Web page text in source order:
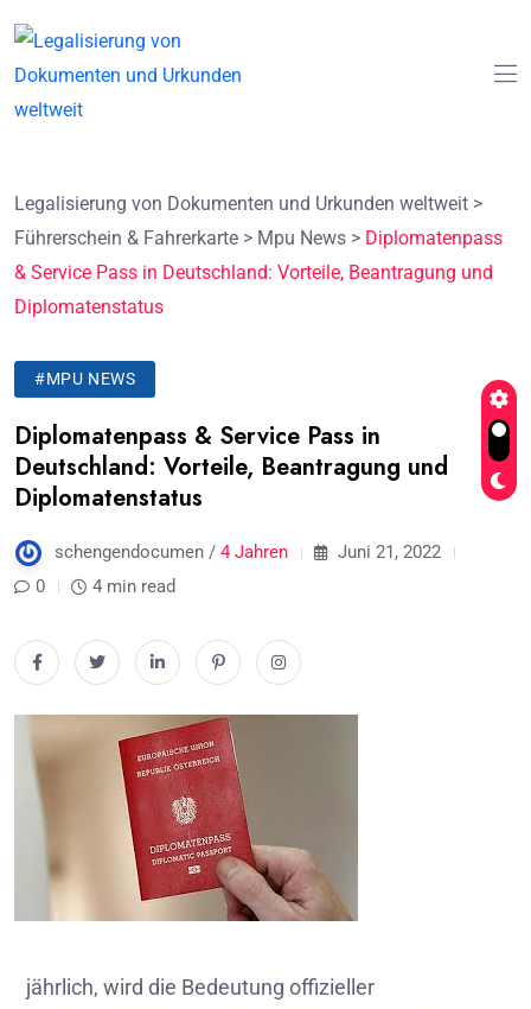
Legalisierung von Dokumenten und Urkunden weltweit >
Führerschein & Fahrerkarte > Mpu News > Diplomatenpass
& Service Pass in Deutschland: Vorteile, Beantragung und
Diplomatenstatus
#MPU NEWS
Diplomatenpass & Service Pass in
Deutschland: Vorteile, Beantragung und
Diplomatenstatus
schengendocumen / 4 Jahren
Juni 21, 2022
0
4 min read
jährlich, wird die Bedeutung offizieller